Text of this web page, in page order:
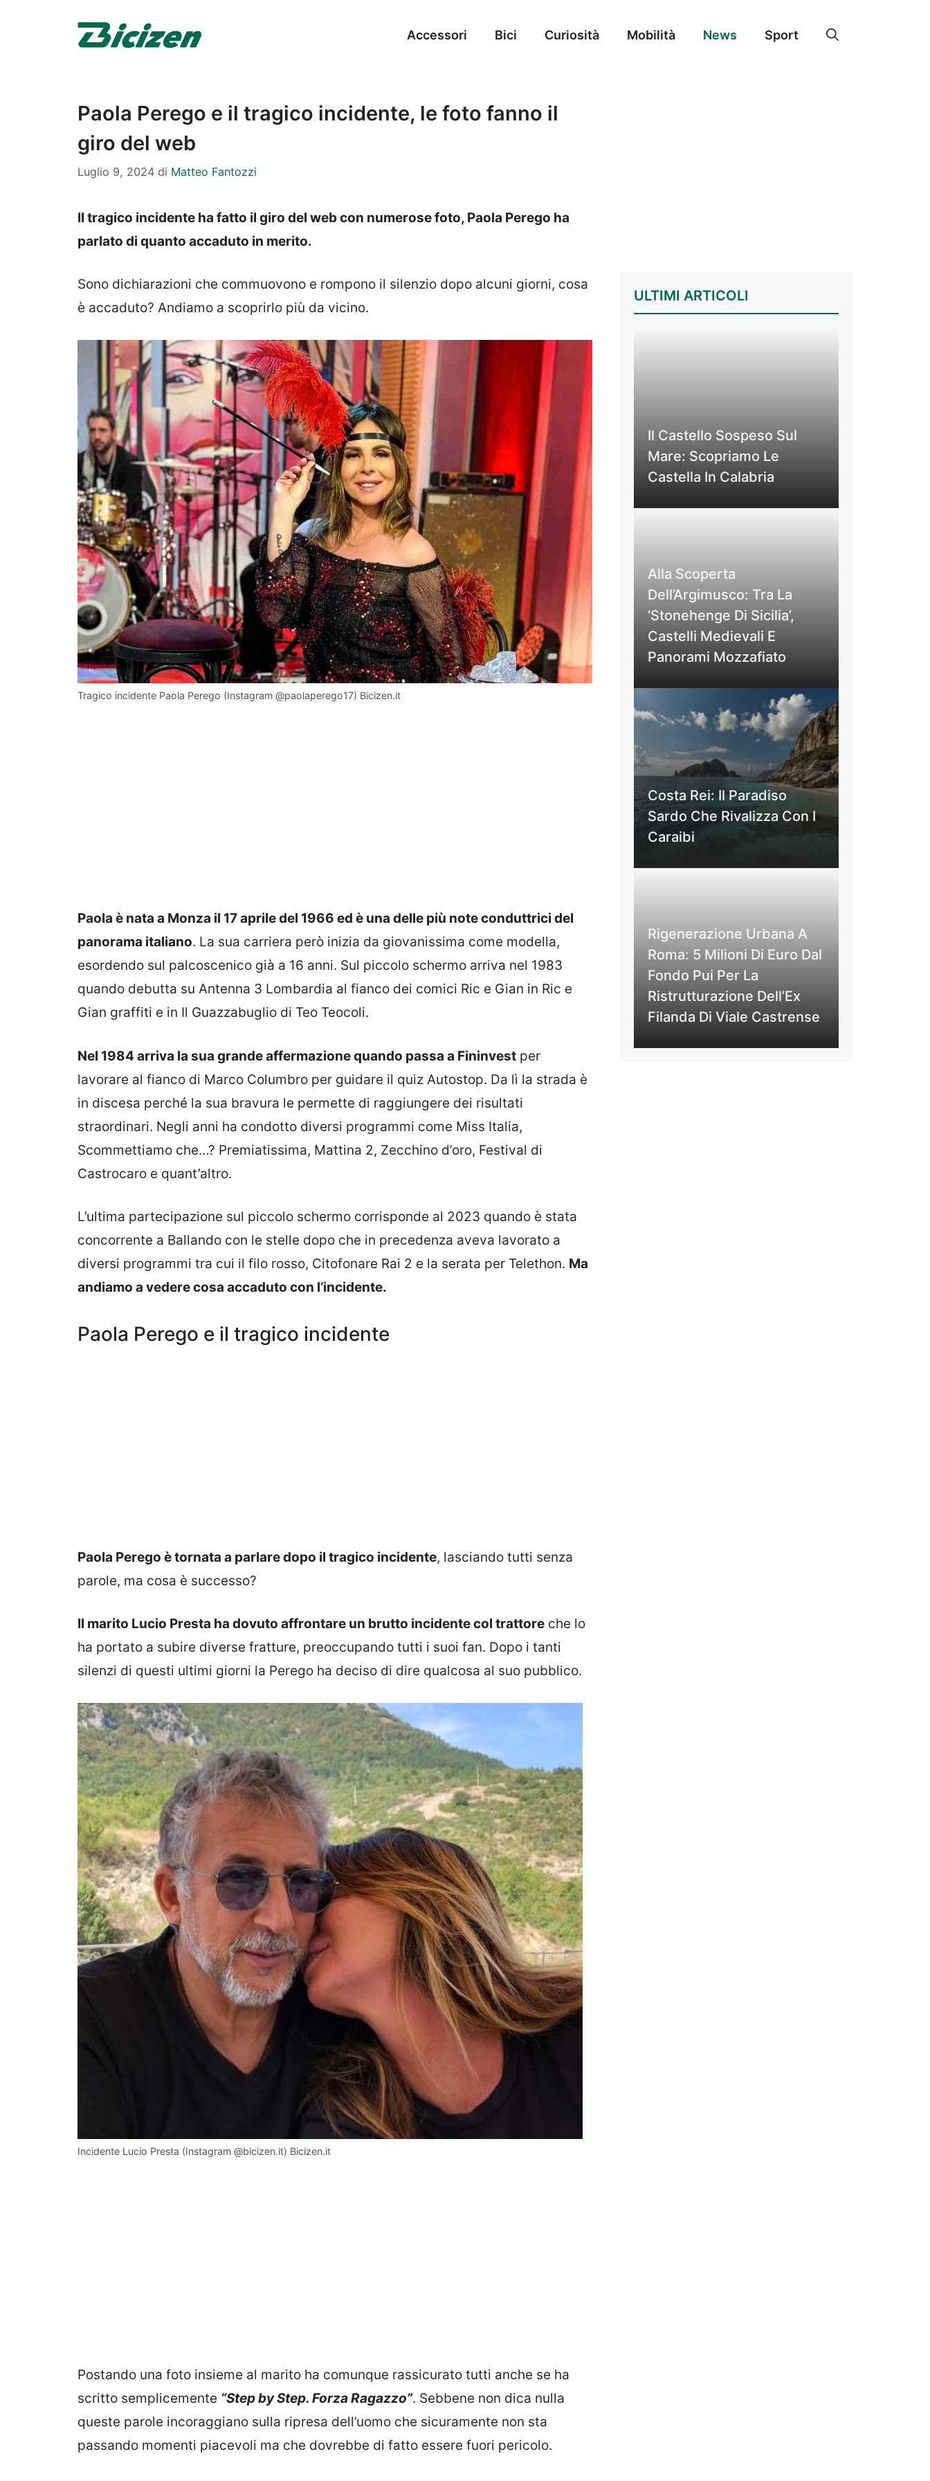
Accessori Bici Curiosità Mobilità News Sport
Paola Perego e il tragico incidente, le foto fanno il
giro del web
Luglio 9, 2024 di Matteo Fantozzi
Il tragico incidente ha fatto il giro del web con numerose foto, Paola Perego ha
parlato di quanto accaduto in merito.
Sono dichiarazioni che commuovono e rompono il silenzio dopo alcuni giorni, cosa
è accaduto? Andiamo a scoprirlo più da vicino.
Tragico incidente Paola Perego (Instagram @paolaperego17) Bicizen.it
Paola è nata a Monza il 17 aprile del 1966 ed è una delle più note conduttrici del
panorama italiano. La sua carriera però inizia da giovanissima come modella,
esordendo sul palcoscenico già a 16 anni. Sul piccolo schermo arriva nel 1983
quando debutta su Antenna 3 Lombardia al fianco dei comici Ric e Gian in Ric e
Gian graffiti e in Il Guazzabuglio di Teo Teocoli.
Nel 1984 arriva la sua grande affermazione quando passa a Fininvest per
lavorare al fianco di Marco Columbro per guidare il quiz Autostop. Da lì la strada è
in discesa perché la sua bravura le permette di raggiungere dei risultati
straordinari. Negli anni ha condotto diversi programmi come Miss Italia,
Scommettiamo che…? Premiatissima, Mattina 2, Zecchino d’oro, Festival di
Castrocaro e quant’altro.
L’ultima partecipazione sul piccolo schermo corrisponde al 2023 quando è stata
concorrente a Ballando con le stelle dopo che in precedenza aveva lavorato a
diversi programmi tra cui il filo rosso, Citofonare Rai 2 e la serata per Telethon. Ma
andiamo a vedere cosa accaduto con l’incidente.
Paola Perego e il tragico incidente
Paola Perego è tornata a parlare dopo il tragico incidente, lasciando tutti senza
parole, ma cosa è successo?
Il marito Lucio Presta ha dovuto affrontare un brutto incidente col trattore che lo
ha portato a subire diverse fratture, preoccupando tutti i suoi fan. Dopo i tanti
silenzi di questi ultimi giorni la Perego ha deciso di dire qualcosa al suo pubblico.
Incidente Lucio Presta (Instagram @bicizen.it) Bicizen.it
Postando una foto insieme al marito ha comunque rassicurato tutti anche se ha
scritto semplicemente “Step by Step. Forza Ragazzo”. Sebbene non dica nulla
queste parole incoraggiano sulla ripresa dell’uomo che sicuramente non sta
passando momenti piacevoli ma che dovrebbe di fatto essere fuori pericolo.
ULTIMI ARTICOLI
Il Castello Sospeso Sul
Mare: Scopriamo Le
Castella In Calabria
Alla Scoperta
Dell’Argimusco: Tra La
‘Stonehenge Di Sicilia’,
Castelli Medievali E
Panorami Mozzafiato
Costa Rei: Il Paradiso
Sardo Che Rivalizza Con I
Caraibi
Rigenerazione Urbana A
Roma: 5 Milioni Di Euro Dal
Fondo Pui Per La
Ristrutturazione Dell’Ex
Filanda Di Viale Castrense